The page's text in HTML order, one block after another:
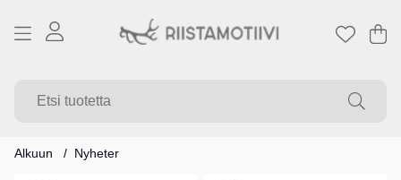
.
Alkuun Nyheter